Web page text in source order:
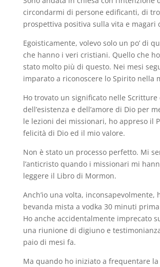
circondarmi di persone edificanti, di
prospettiva positiva sulla vita e magari
Egoisticamente, volevo solo un po’ di
che hanno i veri cristiani. Quello che
stato molto più di questo. Nei mesi
imparato a riconoscere lo Spirito nella
Ho trovato un significato nelle Scritture
dell’esistenza e dell’amore di Dio per
le lezioni dei missionari, ho appreso il
felicità di Dio ed il mio valore.
Non è stato un processo perfetto. Mi
l’anticristo quando i missionari mi
leggere il Libro di Mormon.
Anch’io una volta, inconsapevolmente,
bevanda mista a vodka 30 minuti
Ho anche accidentalmente imprecato
una riunione di digiuno e
paio di mesi fa.
Ma quando ho iniziato a frequentare la